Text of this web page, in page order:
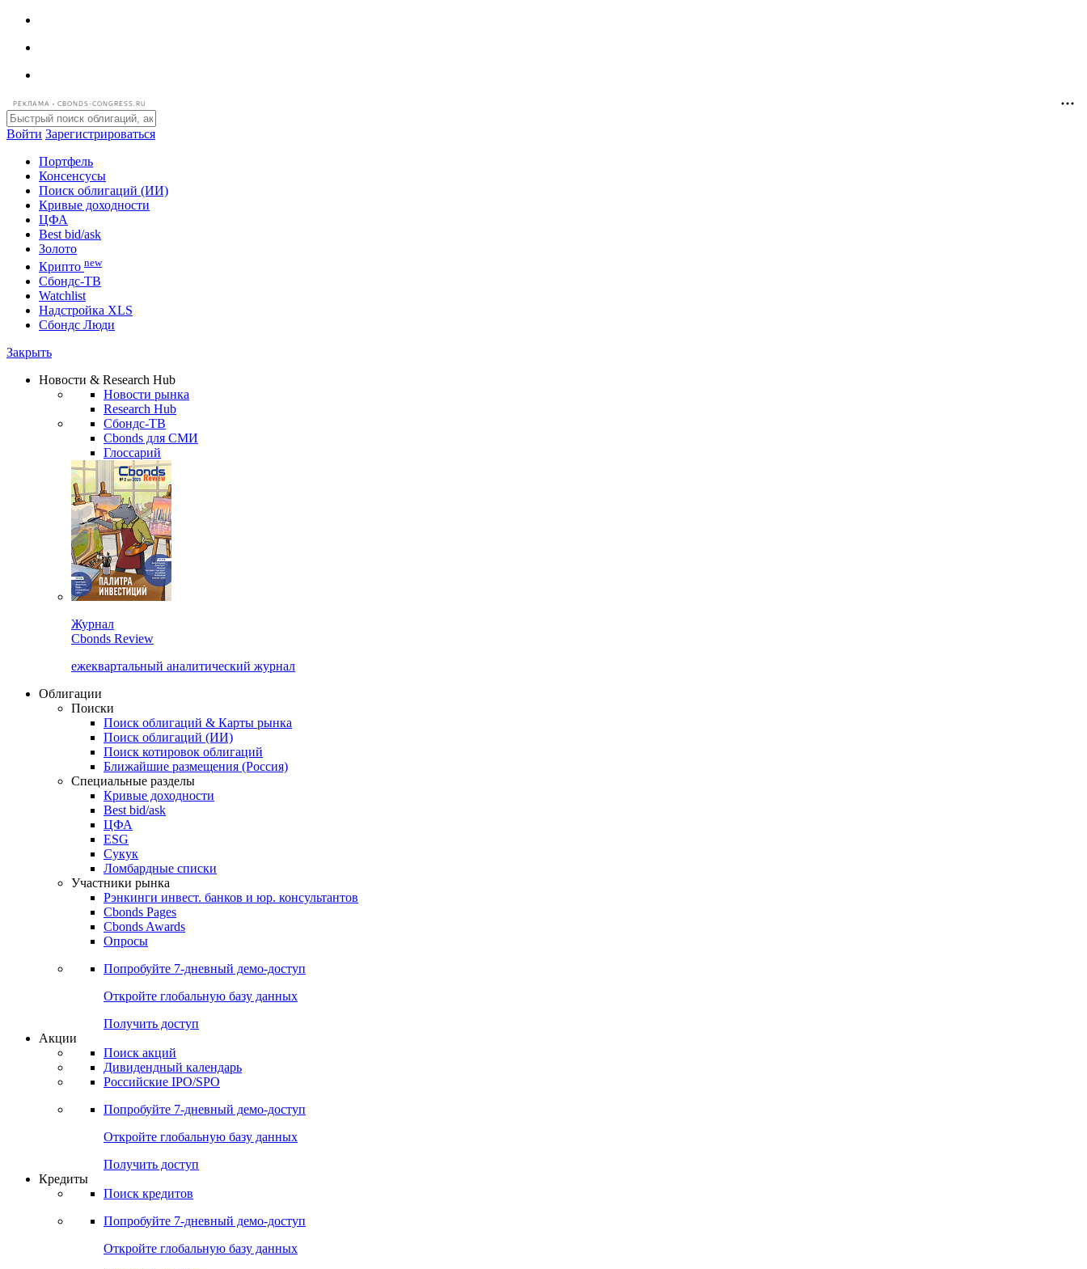
РЕКЛАМА • CBONDS-CONGRESS.RU
Войти Зарегистрироваться
Портфель
Консенсусы
Поиск облигаций (ИИ)
Кривые доходности
ЦФА
Best bid/ask
Золото
Крипто new
Сбондс-ТВ
Watchlist
Надстройка XLS
Сбондс Люди
Закрыть
Новости & Research Hub
Новости рынка
Research Hub
Сбондс-ТВ
Cbonds для СМИ
Глоссарий
Журнал
Cbonds Review
ежеквартальный аналитический журнал
Облигации
Поиски
Поиск облигаций & Карты рынка
Поиск облигаций (ИИ)
Поиск котировок облигаций
Ближайшие размещения (Россия)
Специальные разделы
Кривые доходности
Best bid/ask
ЦФА
ESG
Сукук
Ломбардные списки
Участники рынка
Рэнкинги инвест. банков и юр. консультантов
Cbonds Pages
Cbonds Awards
Опросы
Попробуйте 7-дневный демо-доступ
Откройте глобальную базу данных
Получить доступ
Акции
Поиск акций
Дивидендный календарь
Российские IPO/SPO
Попробуйте 7-дневный демо-доступ
Откройте глобальную базу данных
Получить доступ
Кредиты
Поиск кредитов
Попробуйте 7-дневный демо-доступ
Откройте глобальную базу данных